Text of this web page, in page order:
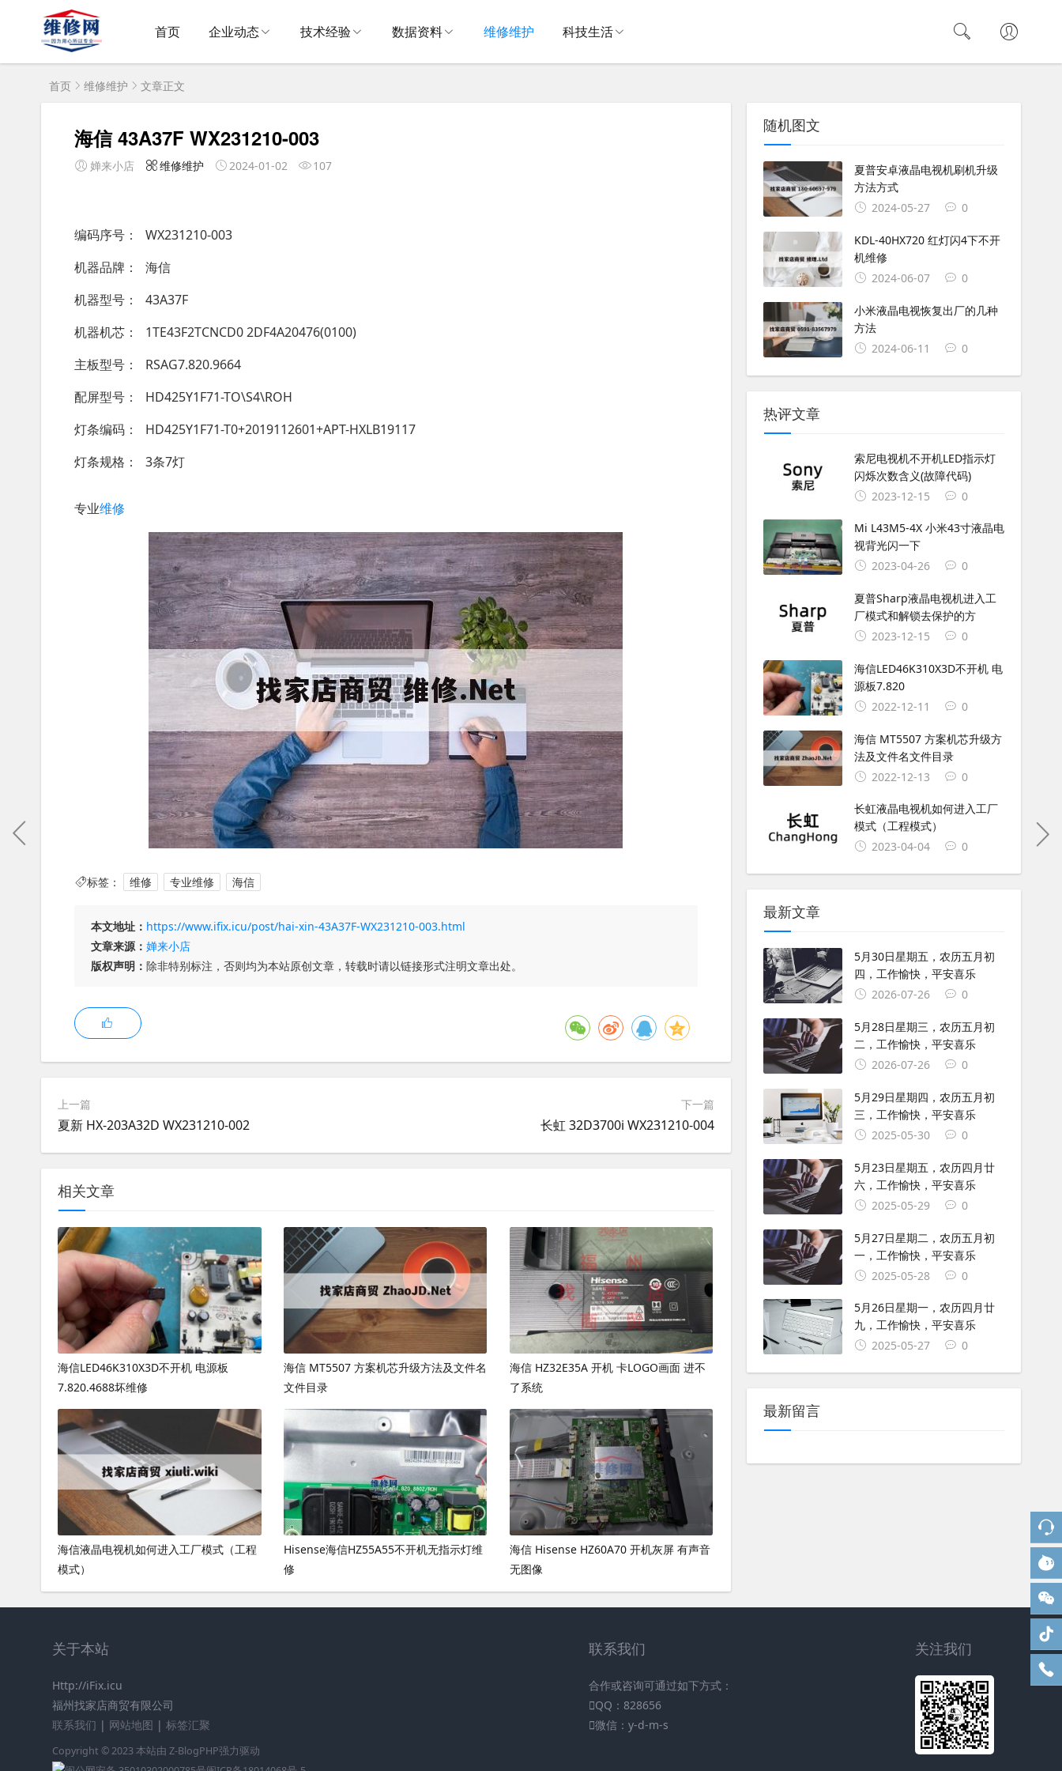
首页 企业动态 技术经验 数据资料 维修维护 科技生活
首页 维修维护 文章正文
海信 43A37F WX231210-003
婵来小店 维修维护 2024-01-02 107
编码序号
WX231210-003
机器品牌
海信
机器型号
43A37F
机器机芯
1TE43F2TCNCD0 2DF4A20476(0100)
主板型号
RSAG7.820.9664
配屏型号
HD425Y1F71-TO\S4\ROH
灯条编码
HD425Y1F71-T0+2019112601+APT-HXLB19117
灯条规格
3条7灯
专业维修
标签： 维修 专业维修 海信
本文地址： https://www.ifix.icu/post/hai-xin-43A37F-WX231210-003.html
文章来源： 婵来小店
版权声明： 除非特别标注，否则均为本站原创文章，转载时请以链接形式注明文章出处。
上一篇
夏新 HX-203A32D WX231210-002
下一篇
长虹 32D3700i WX231210-004
相关文章
海信LED46K310X3D不开机 电源板
7.820.4688坏维修
海信 MT5507 方案机芯升级方法及文件名
文件目录
海信 HZ32E35A 开机 卡LOGO画面 进不
了系统
海信液晶电视机如何进入工厂模式（工程
模式）
Hisense海信HZ55A55不开机无指示灯维
修
海信 Hisense HZ60A70 开机灰屏 有声音
无图像
随机图文
夏普安卓液晶电视机刷机升级
方法方式
2024-05-27
0
KDL-40HX720 红灯闪4下不开
机维修
2024-06-07
0
小米液晶电视恢复出厂的几种
方法
2024-06-11
0
热评文章
索尼电视机不开机LED指示灯
闪烁次数含义(故障代码)
2023-12-15
0
Mi L43M5-4X 小米43寸液晶电
视背光闪一下
2023-04-26
0
夏普Sharp液晶电视机进入工
厂模式和解锁去保护的方
2023-12-15
0
海信LED46K310X3D不开机 电
源板7.820
2022-12-11
0
海信 MT5507 方案机芯升级方
法及文件名文件目录
2022-12-13
0
长虹液晶电视机如何进入工厂
模式（工程模式）
2023-04-04
0
最新文章
5月30日星期五，农历五月初
四，工作愉快，平安喜乐
2026-07-26
0
5月28日星期三，农历五月初
二，工作愉快，平安喜乐
2026-07-26
0
5月29日星期四，农历五月初
三，工作愉快，平安喜乐
2025-05-30
0
5月23日星期五，农历四月廿
六，工作愉快，平安喜乐
2025-05-29
0
5月27日星期二，农历五月初
一，工作愉快，平安喜乐
2025-05-28
0
5月26日星期一，农历四月廿
九，工作愉快，平安喜乐
2025-05-27
0
最新留言
关于本站
Http://iFix.icu
福州找家店商贸有限公司
联系我们 | 网站地图 | 标签汇聚
Copyright © 2023 本站由 Z-BlogPHP强力驱动
联系我们
合作或咨询可通过如下方式：
QQ：828656
微信：y-d-m-s
关注我们